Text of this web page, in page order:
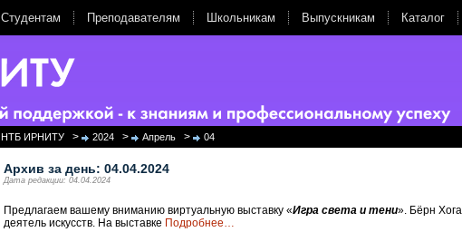
Студентам Преподавателям Школьникам Выпускникам Каталог
НТБ ИРНИТУ > 2024 > Апрель > 04
Архив за день: 04.04.2024
Дата редакции: 04.04.2024
Предлагаем вашему вниманию виртуальную выставку «Игра света и тени». Бёрн
деятель искусств. На выставке Подробнее…